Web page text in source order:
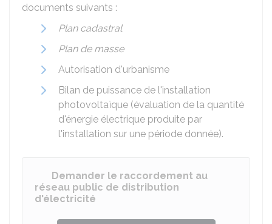
documents suivants :
Plan cadastral
Plan de masse
Autorisation d'urbanisme
Bilan de puissance de l'installation
photovoltaïque (évaluation de la quantité
d'énergie électrique produite par
l'installation sur une période donnée).
Demander le raccordement au
réseau public de distribution
d'électricité